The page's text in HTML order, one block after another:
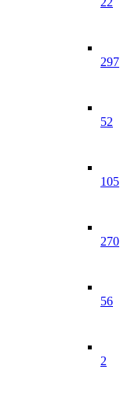
297
52
105
270
56
2